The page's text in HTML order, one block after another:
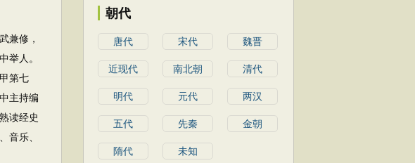
兼修，
举人。
第七
主持编
读经史
音乐、
朝代
唐代 宋代 魏晋
近现代 南北朝 清代
明代 元代 两汉
五代 先秦 金朝
隋代 未知